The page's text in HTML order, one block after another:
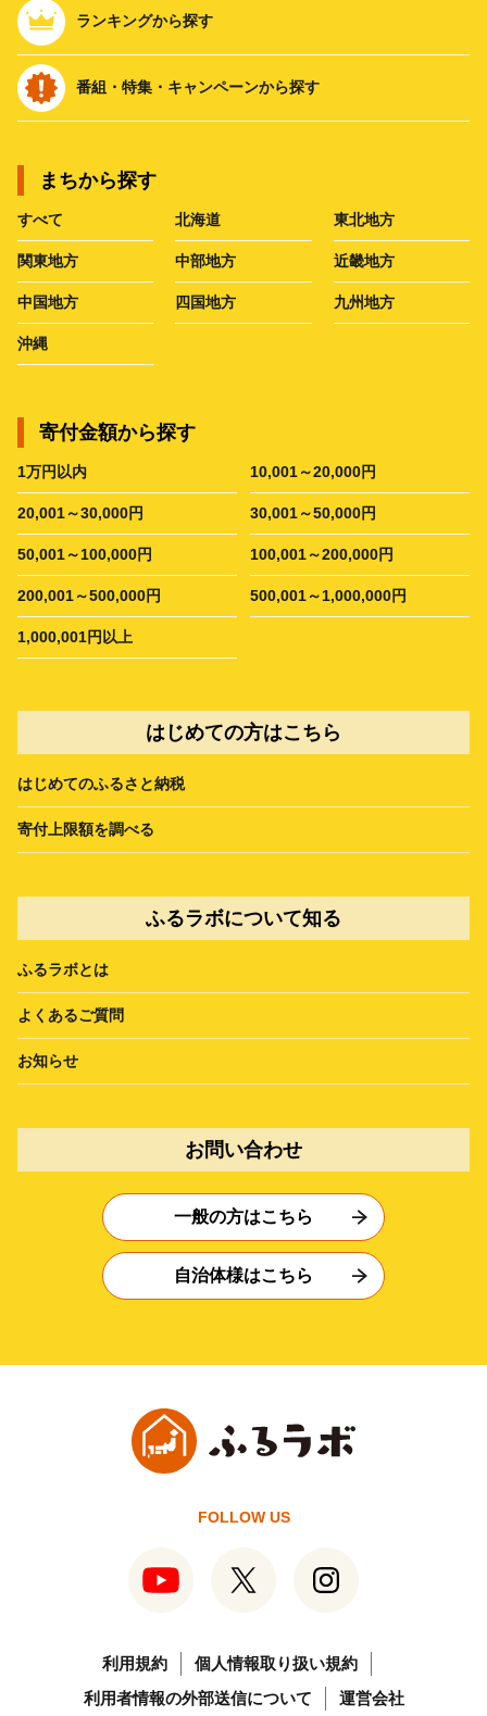
ランキングから探す
番組・特集・キャンペーンから探す
まちから探す
すべて 北海道 東北地方
関東地方 中部地方 近畿地方
中国地方 四国地方 九州地方
沖縄
寄付金額から探す
1万円以内 10,001～20,000円
20,001～30,000円 30,001～50,000円
50,001～100,000円 100,001～200,000円
200,001～500,000円 500,001～1,000,000円
1,000,001円以上
はじめての方はこちら
はじめてのふるさと納税
寄付上限額を調べる
ふるラボについて知る
ふるラボとは
よくあるご質問
お知らせ
お問い合わせ
一般の方はこちら
自治体様はこちら
FOLLOW US
利用規約
個人情報取り扱い規約
利用者情報の外部送信について
運営会社